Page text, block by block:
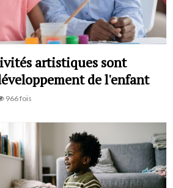
artistiques sont
de l'enfant
966 fois